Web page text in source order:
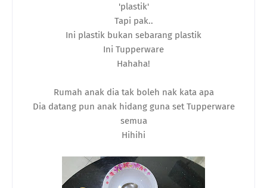
'plastik'
Tapi pak..
Ini plastik bukan sebarang plastik
Ini Tupperware
Hahaha!
Rumah anak dia tak boleh nak kata apa
Dia datang pun anak hidang guna set Tupperware
semua
Hihihi